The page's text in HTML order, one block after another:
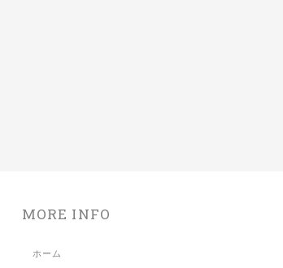
MORE INFO
ホーム